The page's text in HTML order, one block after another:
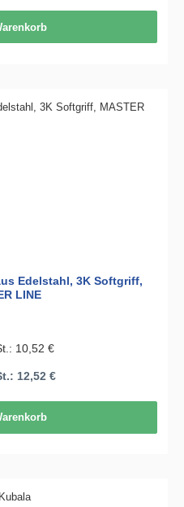
Edelstahl, 3K Softgriff,
LINE
10,52 €
12,52 €